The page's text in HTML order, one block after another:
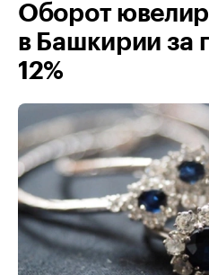
Оборот
в Башкирии за
12%